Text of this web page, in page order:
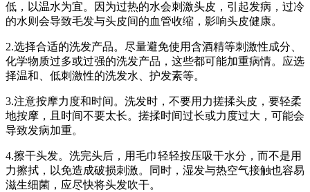
低，以温水为宜。因为过热的水会刺激头皮，引起发病，过冷
的水则会导致毛发与头皮间的血管收缩，影响头皮健康。
2.选择合适的洗发产品。尽量避免使用含酒精等刺激性成分、
化学物质过多或过强的洗发产品，这些都可能加重病情。应选
择温和、低刺激性的洗发水、护发素等。
3.注意按摩力度和时间。洗发时，不要用力搓揉头皮，要轻柔
地按摩，且时间不要太长。搓揉时间过长或力度过大，可能会
导致发病加重。
4.擦干头发。洗完头后，用毛巾轻轻按压吸干水分，而不是用
力擦拭，以免造成破损刺激。同时，湿发与热空气接触也容易
滋生细菌，应尽快将头发吹干。